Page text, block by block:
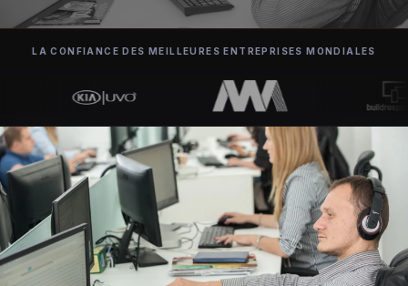
LA CONFIANCE DES MEILLEURES ENTREPRISES MONDIALES